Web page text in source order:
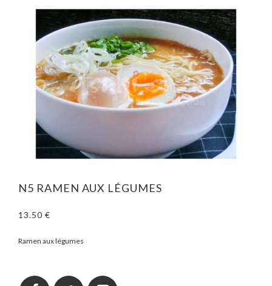
N5 RAMEN AUX LÉGUMES
13.50 €
Ramen aux légumes